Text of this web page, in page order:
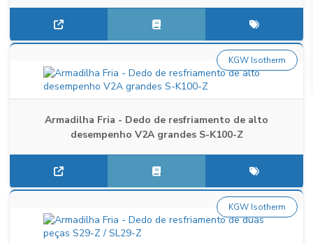
Armadilha Fria - Dedo de resfriamento de alto
desempenho V2A grandes S-K100-Z
KGW Isotherm
KGW Isotherm